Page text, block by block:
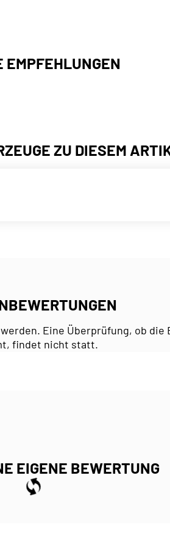
EMPFEHLUNGEN
ZU DIESEM
Eine Überprüfung, ob
findet nicht statt.
EIGENE BEWERTUNG